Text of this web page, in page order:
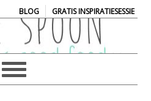
BLOG| GRATIS INSPIRATIESESSIE